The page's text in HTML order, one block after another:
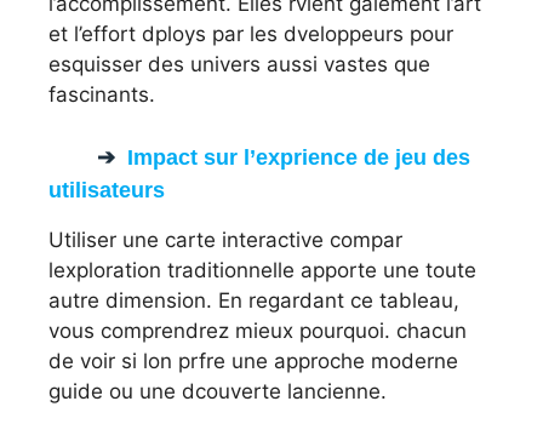
et l’effort dploys par les dveloppeurs pour
esquisser des univers aussi vastes que
fascinants.
Impact sur l’exprience de jeu des
utilisateurs
Utiliser une carte interactive compar
lexploration traditionnelle apporte une toute
autre dimension. En regardant ce tableau,
vous comprendrez mieux pourquoi. chacun
de voir si lon prfre une approche moderne
guide ou une dcouverte lancienne.